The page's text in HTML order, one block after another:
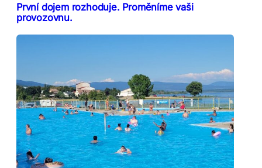
První dojem rozhoduje. Proměníme vaši
provozovnu.